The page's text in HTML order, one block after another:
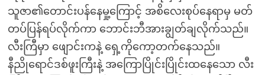
သူဇာ၏တောင်းပန်နေမှု့ကြောင့် အစိလေးစုပ်နေရာမှ မတ်
တပ်ပြန်ရပ်လိုက်ကာ ဘောင်းဘီအားချွတ်ချလိုက်သည်။
လီးကြီမှာ ဖျောင်းကနဲ့ ရှေ့ကိုကော့တက်နေသည်။
နီညိုရောင်ဒစ်ဖူးကြီးနဲ့ အကြောပြိုင်းပြိုင်းထနေသော လီး